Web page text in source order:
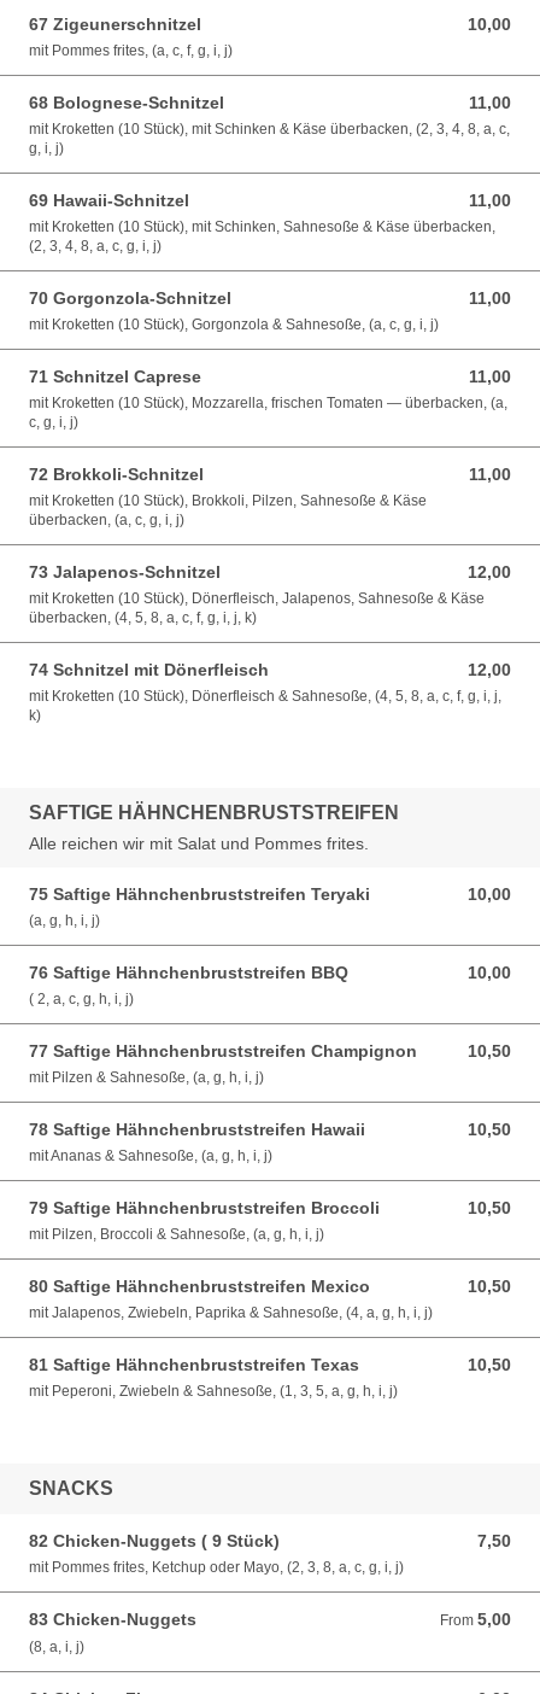
67 Zigeunerschnitzel 10,00
10,00 EUR
mit Pommes frites, (a, c, f, g, i, j)
68 Bolognese-Schnitzel 11,00
11,00 EUR
mit Kroketten (10 Stück), mit Schinken & Käse überbacken, (2, 3, 4, 8, a, c,
g, i, j)
69 Hawaii-Schnitzel 11,00
11,00 EUR
mit Kroketten (10 Stück), mit Schinken, Sahnesoße & Käse überbacken,
(2, 3, 4, 8, a, c, g, i, j)
70 Gorgonzola-Schnitzel 11,00
11,00 EUR
mit Kroketten (10 Stück), Gorgonzola & Sahnesoße, (a, c, g, i, j)
71 Schnitzel Caprese 11,00
11,00 EUR
mit Kroketten (10 Stück), Mozzarella, frischen Tomaten — überbacken, (a,
c, g, i, j)
72 Brokkoli-Schnitzel 11,00
11,00 EUR
mit Kroketten (10 Stück), Brokkoli, Pilzen, Sahnesoße & Käse
überbacken, (a, c, g, i, j)
73 Jalapenos-Schnitzel 12,00
12,00 EUR
mit Kroketten (10 Stück), Dönerfleisch, Jalapenos, Sahnesoße & Käse
überbacken, (4, 5, 8, a, c, f, g, i, j, k)
74 Schnitzel mit Dönerfleisch 12,00
12,00 EUR
mit Kroketten (10 Stück), Dönerfleisch & Sahnesoße, (4, 5, 8, a, c, f, g, i, j,
k)
SAFTIGE HÄHNCHENBRUSTSTREIFEN
Alle reichen wir mit Salat und Pommes frites.
75 Saftige Hähnchenbruststreifen Teryaki 10,00
10,00 EUR
(a, g, h, i, j)
76 Saftige Hähnchenbruststreifen BBQ 10,00
10,00 EUR
( 2, a, c, g, h, i, j)
77 Saftige Hähnchenbruststreifen Champignon 10,50
10,50 EUR
mit Pilzen & Sahnesoße, (a, g, h, i, j)
78 Saftige Hähnchenbruststreifen Hawaii 10,50
10,50 EUR
mit Ananas & Sahnesoße, (a, g, h, i, j)
79 Saftige Hähnchenbruststreifen Broccoli 10,50
10,50 EUR
mit Pilzen, Broccoli & Sahnesoße, (a, g, h, i, j)
80 Saftige Hähnchenbruststreifen Mexico 10,50
10,50 EUR
mit Jalapenos, Zwiebeln, Paprika & Sahnesoße, (4, a, g, h, i, j)
81 Saftige Hähnchenbruststreifen Texas 10,50
10,50 EUR
mit Peperoni, Zwiebeln & Sahnesoße, (1, 3, 5, a, g, h, i, j)
SNACKS
82 Chicken-Nuggets ( 9 Stück) 7,50
7,50 EUR
mit Pommes frites, Ketchup oder Mayo, (2, 3, 8, a, c, g, i, j)
83 Chicken-Nuggets From 5,00
From 5,00 EUR
(8, a, i, j)